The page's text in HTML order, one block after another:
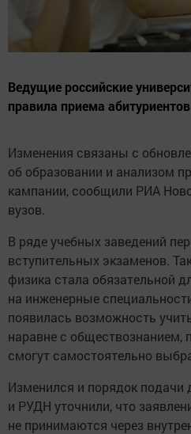
Ведущие российские
правила приема
Изменения связаны с
об образовании и анализом
кампании, сообщили РИА
вузов.
В ряде учебных заведений
вступительных экзаменов.
физика стала обязательной
на инженерные
появилась возможность
наравне с обществознанием,
смогут самостоятельно
Изменился и порядок
и РУДН уточнили, что
не принимаются через